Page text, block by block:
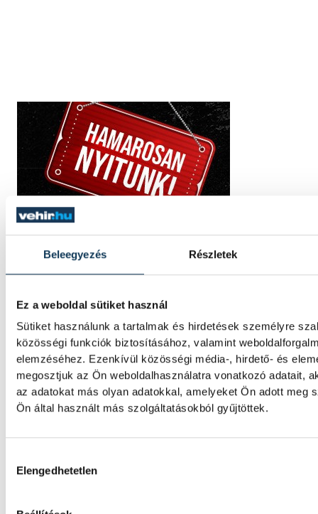
Beleegyezés Részletek
Ez a weboldal sütiket használ
Sütiket használunk a tartalmak és hirdetések személyre
közösségi funkciók biztosításához, valamint
elemzéséhez. Ezenkívül közösségi média-, hirdető- és
megosztjuk az Ön weboldalhasználatra vonatkozó adatait,
az adatokat más olyan adatokkal, amelyeket Ön adott meg
Ön által használt más szolgáltatásokból gyűjtöttek.
Elengedhetetlen